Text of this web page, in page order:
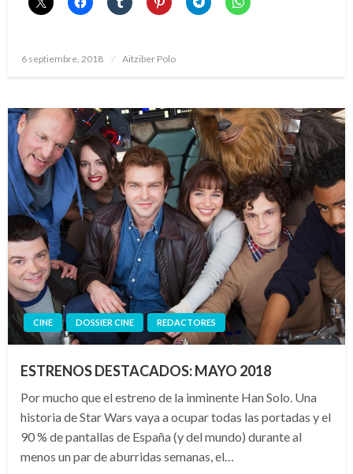
Publicado
6 septiembre, 2018 Aitziber Polo
CINE DOSSIER CINE REDACTORES
ESTRENOS DESTACADOS: MAYO 2018
Por mucho que el estreno de la inminente Han Solo. Una
historia de Star Wars vaya a ocupar todas las portadas y el
90 % de pantallas de España (y del mundo) durante al
menos un par de aburridas semanas, el…